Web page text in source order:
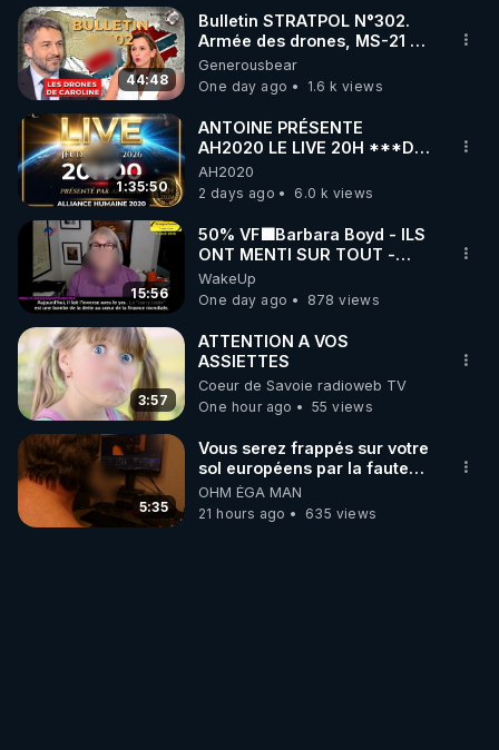
44:48
Bulletin STRATPOL N°302.
Armée des drones, MS-21 en
série, missiles coréens.
07.08.2026.
Generousbear
One day ago
1.6 k views
1:35:50
ANTOINE PRÉSENTE
AH2020 LE LIVE 20H ***DU
06/08/2026***
AH2020
2 days ago
6.0 k views
15:56
50% VF🟩Barbara Boyd - ILS
ONT MENTI SUR TOUT -
Jocelyne Traduction
WakeUp
One day ago
878 views
3:57
ATTENTION A VOS
ASSIETTES
Coeur de Savoie radioweb TV
One hour ago
55 views
5:35
Vous serez frappés sur votre
sol européens par la faute
des dirigeants qui s'en
mettent dans le nez
OHM ÉGA MAN
21 hours ago
635 views